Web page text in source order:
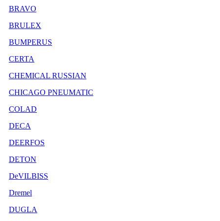
BRAVO
BRULEX
BUMPERUS
CERTA
CHEMICAL RUSSIAN
CHICAGO PNEUMATIC
COLAD
DECA
DEERFOS
DETON
DeVILBISS
Dremel
DUGLA